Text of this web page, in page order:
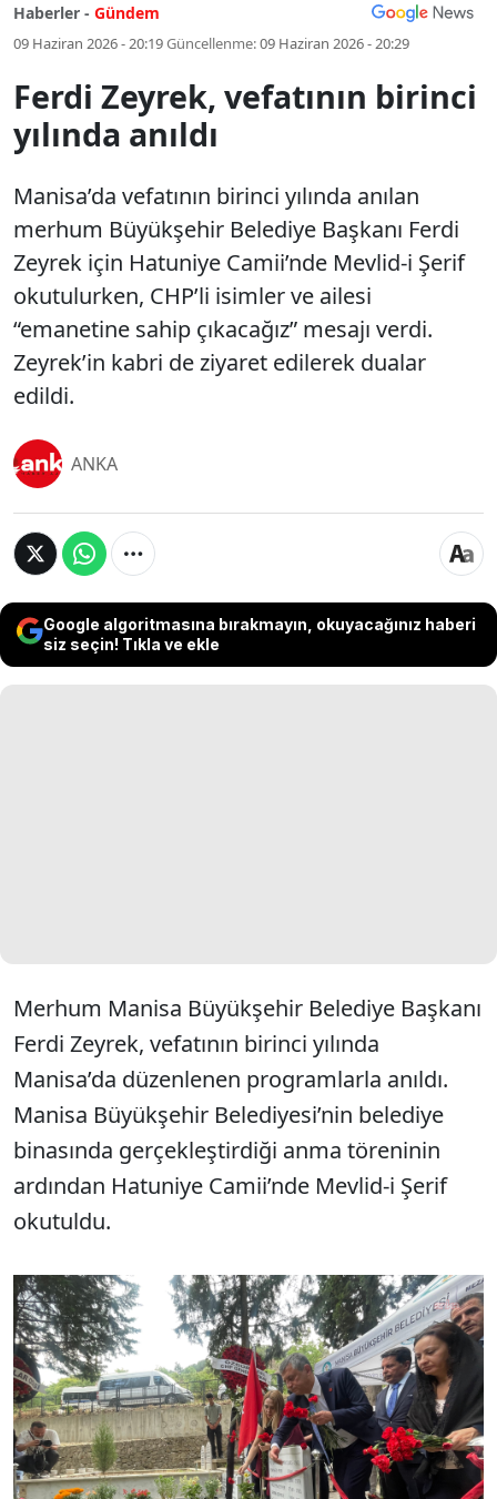
Haberler - Gündem
09 Haziran 2026 - 20:19Güncellenme:09 Haziran 2026 - 20:29
Ferdi Zeyrek, vefatının birinci
yılında anıldı
Manisa’da vefatının birinci yılında anılan
merhum Büyükşehir Belediye Başkanı Ferdi
Zeyrek için Hatuniye Camii’nde Mevlid-i Şerif
okutulurken, CHP’li isimler ve ailesi
“emanetine sahip çıkacağız” mesajı verdi.
Zeyrek’in kabri de ziyaret edilerek dualar
edildi.
ANKA
Google algoritmasına bırakmayın, okuyacağınız haberi
siz seçin! Tıkla ve ekle
Merhum Manisa Büyükşehir Belediye Başkanı
Ferdi Zeyrek, vefatının birinci yılında
Manisa’da düzenlenen programlarla anıldı.
Manisa Büyükşehir Belediyesi’nin belediye
binasında gerçekleştirdiği anma töreninin
ardından Hatuniye Camii’nde Mevlid-i Şerif
okutuldu.